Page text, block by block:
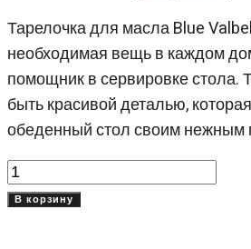
Тарелочка для масла Blue
необходимая вещь в каждом
помощник в сервировке стола.
быть красивой деталью,
обеденный стол своим нежным
Количество
товара
В корзину